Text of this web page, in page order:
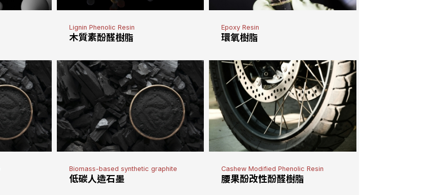
Lignin Phenolic Resin
木質素酚醛樹脂
Epoxy Resin
環氧樹脂
Biomass-based synthetic graphite
低碳人造石墨
Cashew Modified Phenolic Resin
腰果酚改性酚醛樹脂